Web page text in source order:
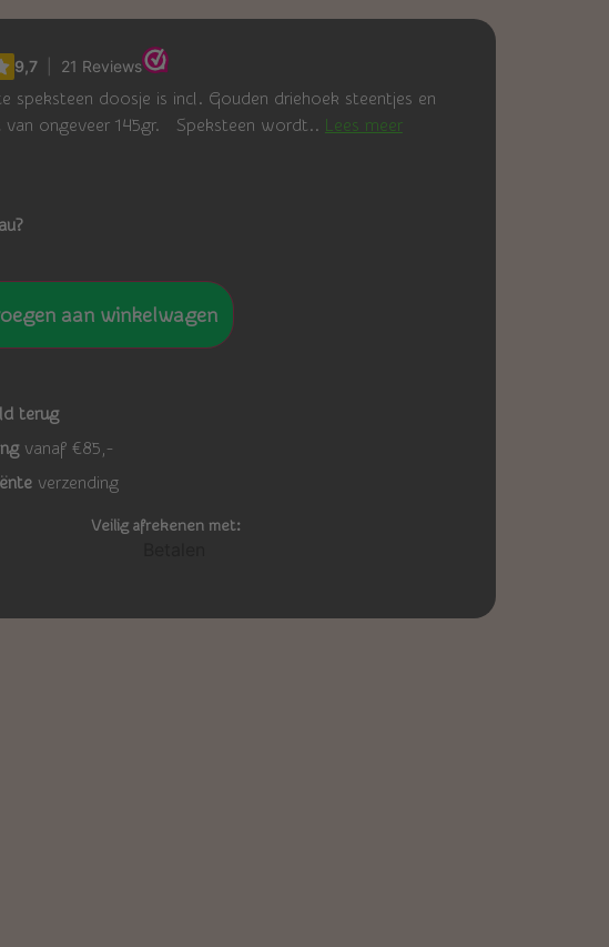
speksteen doosje is incl. Gouden driehoek steentjes en
van ongeveer 145gr. Speksteen wordt.. Lees meer
aan winkelwagen
terug
vanaf €85,-
verzending
Veilig afrekenen met: